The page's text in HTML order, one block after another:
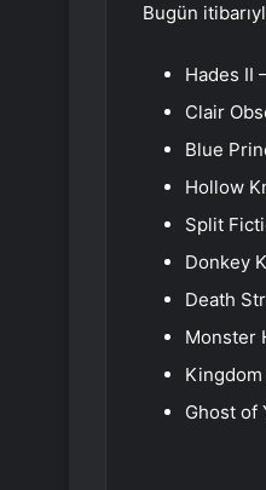
Bugün
Hades II
Clair
Blue
Hollow
Split
Donkey
Death
Monster
Ghost of